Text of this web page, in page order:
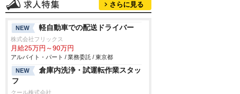
さらに見る
NEW 軽自動車での配送ドライバー
株式会社フリックス
月給25万円～90万円
アルバイト・パート / 業務委託 / 東京都
NEW
倉庫内洗浄・試運転作業スタッ
フ
クール株式会社